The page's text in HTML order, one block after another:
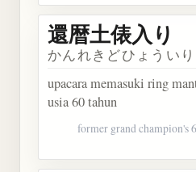
還暦土俵入り
かんれきどひょういり
upacara memasuki ring
usia 60 tahun
former grand